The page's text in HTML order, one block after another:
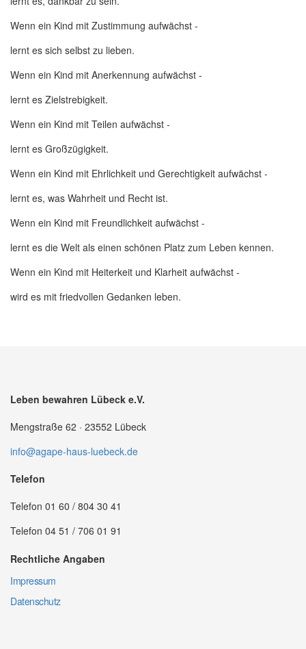
Wenn ein Kind mit Zustimmung aufwächst -
lernt es sich selbst zu lieben.
Wenn ein Kind mit Anerkennung aufwächst -
lernt es Zielstrebigkeit.
Wenn ein Kind mit Teilen aufwächst -
lernt es Großzügigkeit.
Wenn ein Kind mit Ehrlichkeit und Gerechtigkeit aufwächst -
lernt es, was Wahrheit und Recht ist.
Wenn ein Kind mit Freundlichkeit aufwächst -
lernt es die Welt als einen schönen Platz zum Leben kennen.
Wenn ein Kind mit Heiterkeit und Klarheit aufwächst -
wird es mit friedvollen Gedanken leben.
Leben bewahren Lübeck e.V.
Mengstraße 62 · 23552 Lübeck
info@agape-haus-luebeck.de
Telefon
Telefon 01 60 / 804 30 41
Telefon 04 51 / 706 01 91
Rechtliche Angaben
Impressum
Datenschutz